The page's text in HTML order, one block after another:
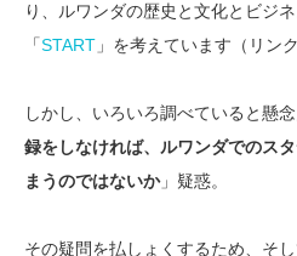
り、ルワンダの歴史と文化とビジ
「START 」を考えています（リン
しかし、いろいろ調べていると懸
録をしなければ、ルワンダでのス
まうのではないか」疑惑。
その疑問を払しょくするため、そ